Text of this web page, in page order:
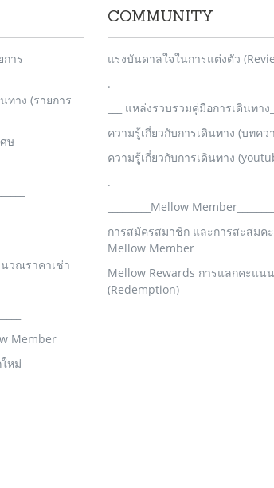
การ
ทาง (รายการ
ษ
วณราคาเช่า
Member
หม่
COMMUNITY
แรงบันดาลใจในการแต่งตัว
.
___ แหล่งรวบรวมคู่มือการเดินทาง
ความรู้เกี่ยวกับการเดินทาง (บทคว
ความรู้เกี่ยวกับการเดินทาง
.
_________Mellow
การสมัครสมาชิก และการสะสมค
Mellow Member
Mellow Rewards การแลกคะแน
(Redemption)